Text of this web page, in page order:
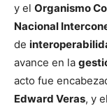
y el Organismo
Nacional
de
avance en la
acto fue
Edward Veras, y